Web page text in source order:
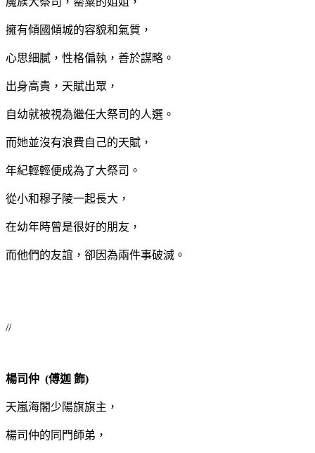
擁有傾國傾城的容貌和氣質，
心思細膩，性格偏執，善於謀略。
出身高貴，天賦出眾，
自幼就被視為繼任大祭司的人選。
而她並沒有浪費自己的天賦，
年紀輕輕便成為了大祭司。
從小和穆子陵一起長大，
在幼年時曾是很好的朋友，
而他們的友誼，卻因為兩件事破滅。
//
楊司仲 (傅迦 飾)
天嵐海閣少陽旗旗主，
楊司仲的同門師弟，